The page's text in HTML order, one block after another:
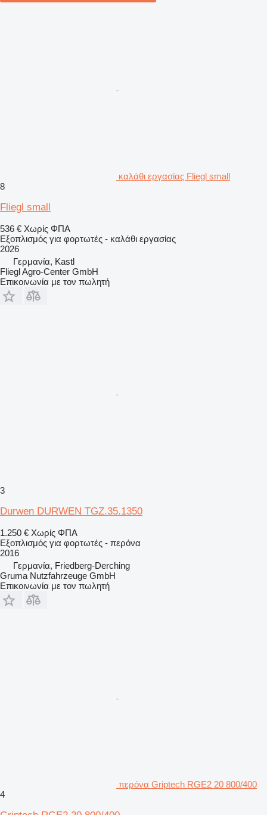
καλάθι εργασίας Fliegl small
8
Fliegl small
536 € Χωρίς ΦΠΑ
Εξοπλισμός για φορτωτές - καλάθι εργασίας
2026
Γερμανία, Kastl
Fliegl Agro-Center GmbH
Επικοινωνία με τον πωλητή
3
Durwen DURWEN TGZ.35.1350
1.250 € Χωρίς ΦΠΑ
Εξοπλισμός για φορτωτές - περόνα
2016
Γερμανία, Friedberg-Derching
Gruma Nutzfahrzeuge GmbH
Επικοινωνία με τον πωλητή
περόνα Griptech RGE2 20 800/400
4